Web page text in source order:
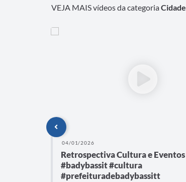
VEJA MAIS vídeos da categoriaCidade
04/01/2026
Retrospectiva Cultura e Eventos
#badybassit #cultura
#prefeituradebadybassitt